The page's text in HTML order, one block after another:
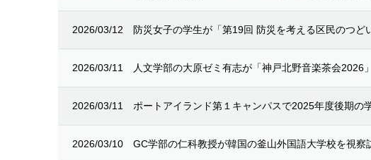
2026/03/12 防災女子の学生が「第19回 防災を考える区民のつど
2026/03/11 人文学部の大原ゼミ有志が「神戸北野音楽茶会2026
2026/03/11 ポートアイランド第１キャンパスで2025年度後期の
2026/03/10 GC学部の仁科教授が韓国の釜山外国語大学校を視察